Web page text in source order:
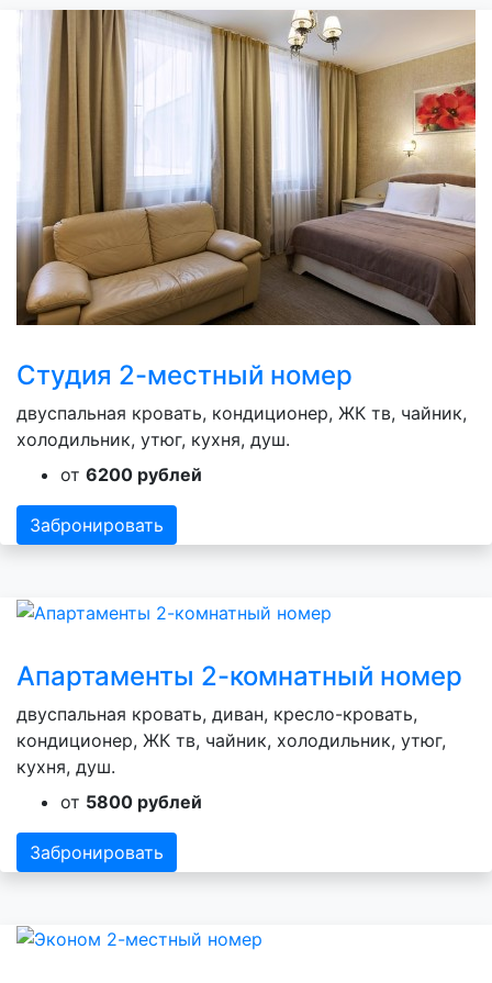
Студия 2-местный номер
двуспальная кровать, кондиционер, ЖК тв, чайник,
холодильник, утюг, кухня, душ.
от 6200 рублей
Забронировать
Апартаменты 2-комнатный номер
двуспальная кровать, диван, кресло-кровать,
кондиционер, ЖК тв, чайник, холодильник, утюг,
кухня, душ.
от 5800 рублей
Забронировать